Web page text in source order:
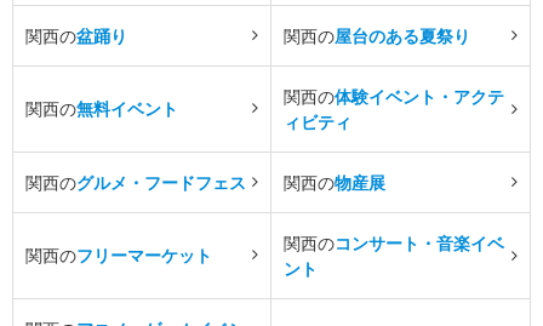
関西の盆踊り 関西の屋台のある夏祭り
関西の無料イベント
関西の体験イベント・アクテ
ィビティ
関西のグルメ・フードフェス 関西の物産展
関西のフリーマーケット
関西のコンサート・音楽イベ
ント